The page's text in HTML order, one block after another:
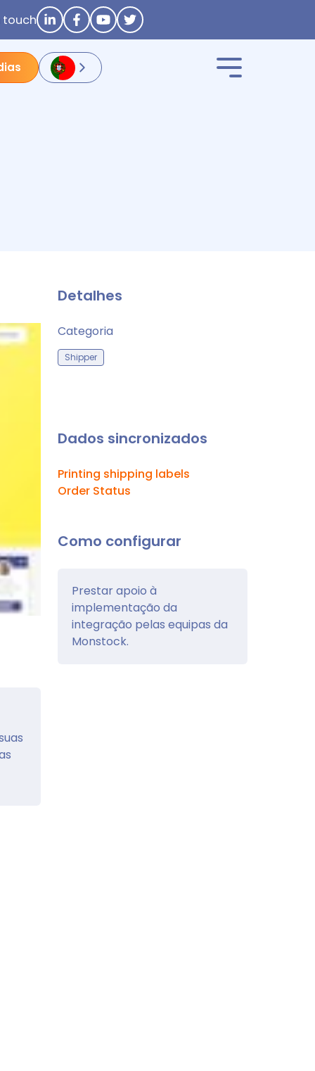
touch
Detalhes
Categoria
Shipper
Dados sincronizados
Printing shipping labels
Order Status
Como configurar
Prestar apoio à
implementação da
integração pelas equipas da
Monstock.